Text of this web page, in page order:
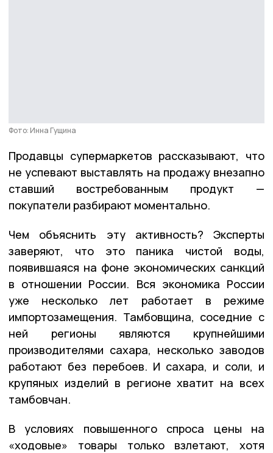
Фото: Инна Гущина
Продавцы супермаркетов рассказывают, что
не успевают выставлять на продажу внезапно
ставший востребованным продукт —
покупатели разбирают моментально.
Чем объяснить эту активность? Эксперты
заверяют, что это паника чистой воды,
появившаяся на фоне экономических санкций
в отношении России. Вся экономика России
уже несколько лет работает в режиме
импортозамещения. Тамбовщина, соседние с
ней регионы являются крупнейшими
производителями сахара, несколько заводов
работают без перебоев. И сахара, и соли, и
крупяных изделий в регионе хватит на всех
тамбовчан.
В условиях повышенного спроса цены на
«ходовые» товары только взлетают, хотя